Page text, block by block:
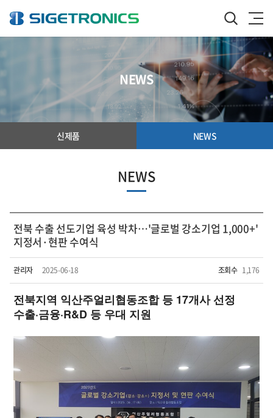
NEWS
신제품 NEWS
NEWS
전북 수출 선도기업 육성 박차…'글로벌 강소기업 1,000+'
지정서·현판 수여식
관리자 2025-06-18 조회수 1,176
전북지역 익산주얼리협동조합 등 17개사 선정
수출·금융·R&D 등 우대 지원